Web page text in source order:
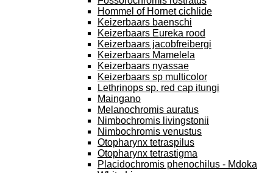
Hommel of Hornet cichlide
Keizerbaars baenschi
Keizerbaars Eureka rood
Keizerbaars jacobfreibergi
Keizerbaars Mamelela
Keizerbaars nyassae
Keizerbaars sp multicolor
Lethrinops sp. red cap itungi
Maingano
Melanochromis auratus
Nimbochromis livingstonii
Nimbochromis venustus
Otopharynx tetraspilus
Otopharynx tetrastigma
Placidochromis phenochilus - Mdoka